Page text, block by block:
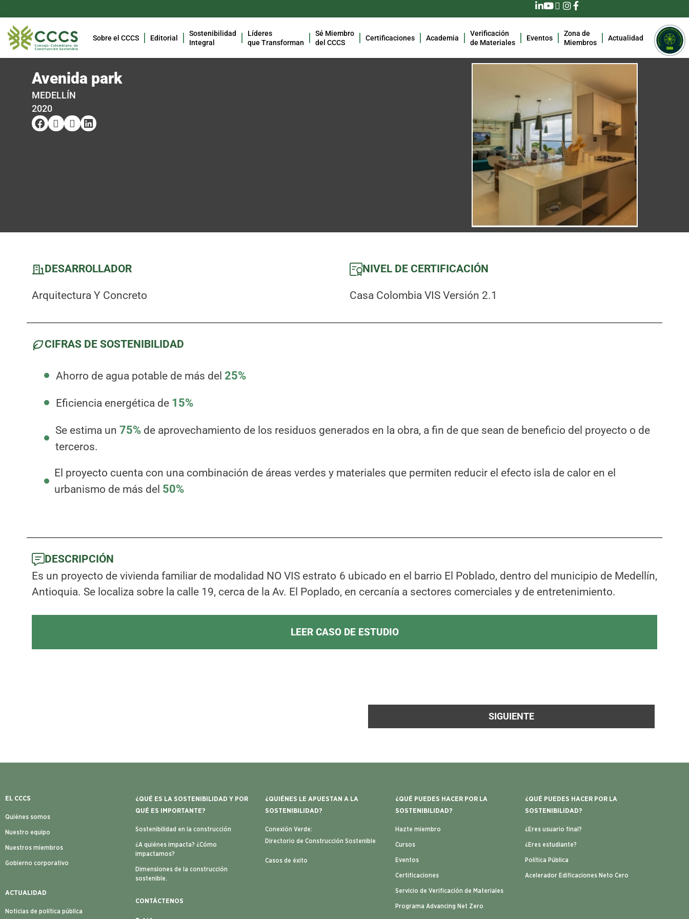
Sobre el CCCS Editorial
Sostenibilidad
Integral
Líderes
que Transforman
Sé Miembro
del CCCS
Certificaciones Academia
Verificación
de Materiales
Eventos
Zona de
Miembros
Actualidad
Avenida park
MEDELLÍN
2020
DESARROLLADOR NIVEL DE CERTIFICACIÓN
Arquitectura Y Concreto Casa Colombia VIS Versión 2.1
CIFRAS DE SOSTENIBILIDAD
Ahorro de agua potable de más del 25%
Eficiencia energética de 15%
Se estima un 75% de aprovechamiento de los residuos generados en la obra, a fin de que sean de beneficio del proyecto o de
terceros.
El proyecto cuenta con una combinación de áreas verdes y materiales que permiten reducir el efecto isla de calor en el
urbanismo de más del 50%
DESCRIPCIÓN
Es un proyecto de vivienda familiar de modalidad NO VIS estrato 6 ubicado en el barrio El Poblado, dentro del municipio de Medellín,
Antioquia. Se localiza sobre la calle 19, cerca de la Av. El Poplado, en cercanía a sectores comerciales y de entretenimiento.​
LEER CASO DE ESTUDIO
SIGUIENTE
EL CCCS
Quiénes somos
Nuestro equipo
Nuestros miembros
Gobierno corporativo
¿QUÉ ES LA SOSTENIBILIDAD Y POR
QUÉ ES IMPORTANTE?
Sostenibilidad en la construcción
¿A quiénes impacta? ¿Cómo
impactamos?
Dimensiones de la construcción
sostenible.
¿QUIÉNES LE APUESTAN A LA
SOSTENIBILIDAD?
Conexión Verde:
Directorio de Construcción Sostenible
Casos de éxito
¿QUÉ PUEDES HACER POR LA
SOSTENIBILIDAD?
Hazte miembro
Cursos
Eventos
Certificaciones
Servicio de Verificación de Materiales
Programa Advancing Net Zero
¿QUÉ PUEDES HACER POR LA
SOSTENIBILIDAD?
¿Eres usuario final?
¿Eres estudiante?
Política Pública
Acelerador Edificaciones Neto Cero
ACTUALIDAD
Noticias de política pública
CONTÁCTENOS